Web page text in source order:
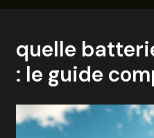
quelle
: le guide